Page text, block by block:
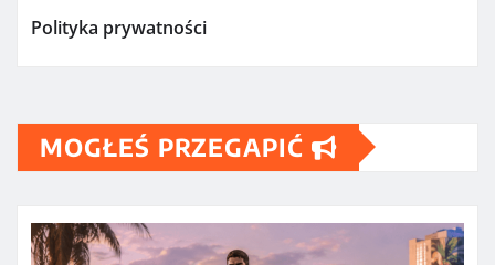
Polityka prywatności
MOGŁEŚ PRZEGAPIĆ